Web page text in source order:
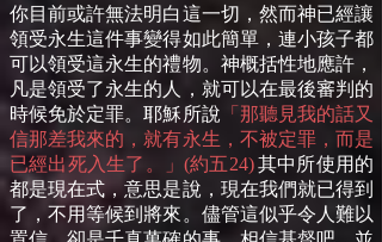
你目前或許無法明白這一切，然而神已經讓
領受永生這件事變得如此簡單，連小孩子都
可以領受這永生的禮物。神概括性地應許，
凡是領受了永生的人，就可以在最後審判的
時候免於定罪。耶穌所說 「那聽見我的話又
信那差我來的，就有永生，不被定罪，而是
已經出死入生了。」(約五24)其中所使用的
都是現在式，意思是說，現在我們就已得到
了，不用等候到將來。儘管這似乎令人難以